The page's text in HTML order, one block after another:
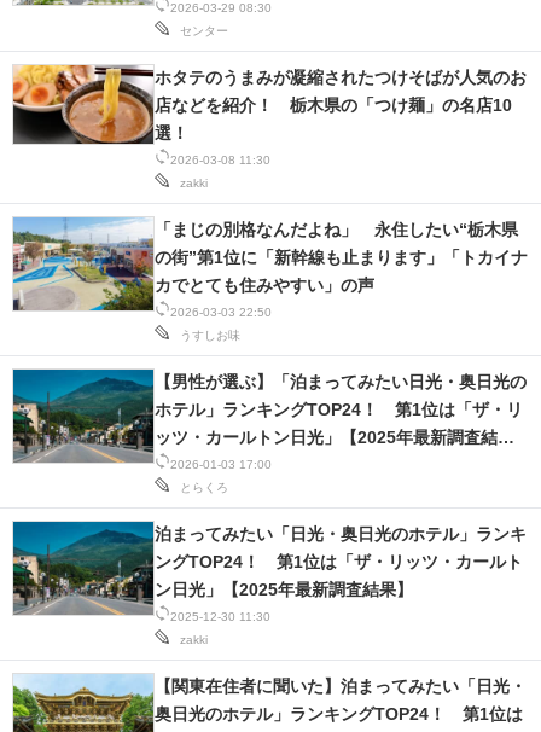
2026-03-29 08:30
センター
2026-03-08 11:30
zakki
ホタテのうまみが凝縮されたつけそばが人気のお
店などを紹介！ 栃木県の「つけ麺」の名店10
選！
2026-03-03 22:50
うすしお味
「まじの別格なんだよね」 永住したい“栃木県
の街”第1位に「新幹線も止まります」「トカイナ
カでとても住みやすい」の声
2026-01-03 17:00
とらくろ
【男性が選ぶ】「泊まってみたい日光・奥日光の
ホテル」ランキングTOP24！ 第1位は「ザ・リ
ッツ・カールトン日光」【2025年最新調査結
果】
2025-12-30 11:30
zakki
泊まってみたい「日光・奥日光のホテル」ランキ
ングTOP24！ 第1位は「ザ・リッツ・カールト
ン日光」【2025年最新調査結果】
【関東在住者に聞いた】泊まってみたい「日光・
奥日光のホテル」ランキングTOP24！ 第1位は